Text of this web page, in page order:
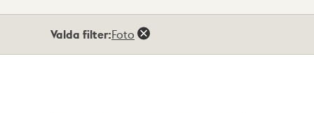
Valda filter:Foto